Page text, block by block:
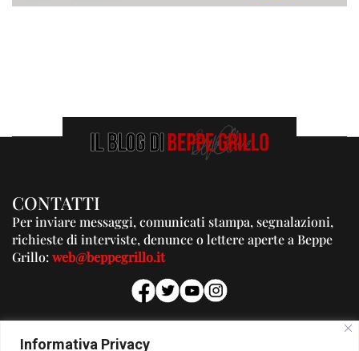
Informativa Privacy
CONTATTI
Per inviare messaggi, comunicati stampa, segnalazioni,
richieste di interviste, denunce o lettere aperte a Beppe
Grillo:web@beppegrillo.it
PUBBLICITA'